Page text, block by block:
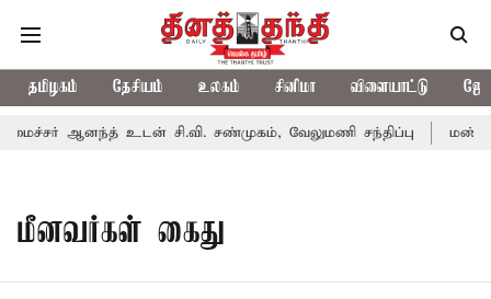
தமிழகம் தேசியம் உலகம் சினிமா விளையாட்டு
ஆனந்த் உடன் சி.வி. சண்முகம், வேலுமணி சந்திப்பு மண்
மீனவர்கள் கைது